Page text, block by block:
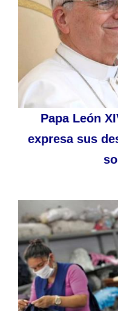
Papa León
expresa sus